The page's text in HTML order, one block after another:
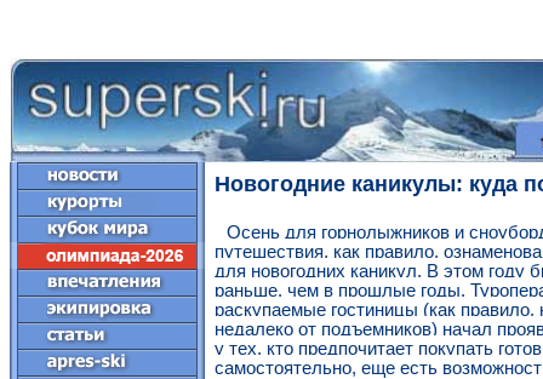
Новогодние каникулы: куда
Осень для горнолыжников и
путешествия, как правило,
для новогодних каникул. В этом году
раньше, чем в прошлые годы.
раскупаемые гостиницы (как
недалеко от подъемников) начал
у тех, кто предпочитает покупать
самостоятельно, еще есть